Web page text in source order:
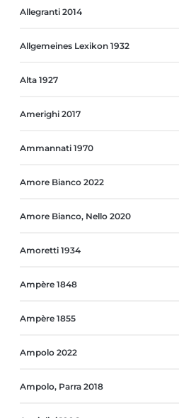
Allegranti 2014
Allgemeines Lexikon 1932
Alta 1927
Amerighi 2017
Ammannati 1970
Amore Bianco 2022
Amore Bianco, Nello 2020
Amoretti 1934
Ampère 1848
Ampère 1855
Ampolo 2022
Ampolo, Parra 2018